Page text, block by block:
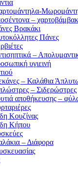
–
Βρακάκι
Πάνες
–
υγιεινή
– Καλάθια
– Σιδερώστρες
αποθήκευσης –
Κουζίνας
Κήπου
– Διάφορα